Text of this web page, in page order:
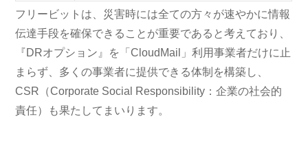
フリービットは、災害時には全ての方々が速やかに情報
伝達手段を確保できることが重要であると考えており、
『DRオプション』を「CloudMail」利用事業者だけに止
まらず、多くの事業者に提供できる体制を構築し、
CSR（Corporate Social Responsibility：企業の社会的
責任）も果たしてまいります。